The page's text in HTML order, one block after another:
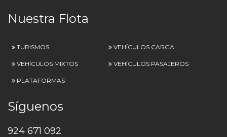
Nuestra Flota
TURISMOS VEHÍCULOS CARGA
VEHÍCULOS MIXTOS VEHÍCULOS PASAJEROS
PLATAFORMAS
Síguenos
924 671 092